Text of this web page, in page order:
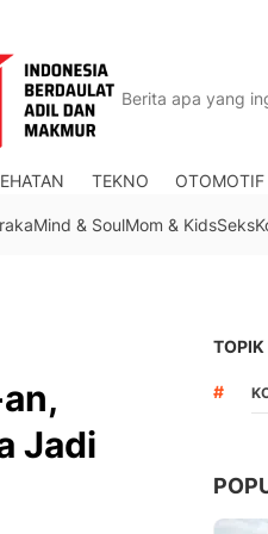
TEKNO OTOMOTIF
Mind & SoulMom & KidsSeks
Jadi
TOPIK
#